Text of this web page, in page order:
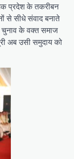
प्रदेश के तकरीबन
से सीधे संवाद बनाते
चुनाव के वक्त समाज
अब उसी समुदाय को